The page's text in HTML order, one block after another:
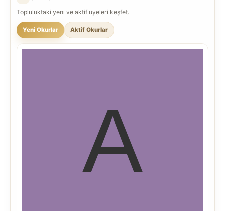
Topluluktaki yeni ve aktif üyeleri keşfet.
Yeni Okurlar Aktif Okurlar